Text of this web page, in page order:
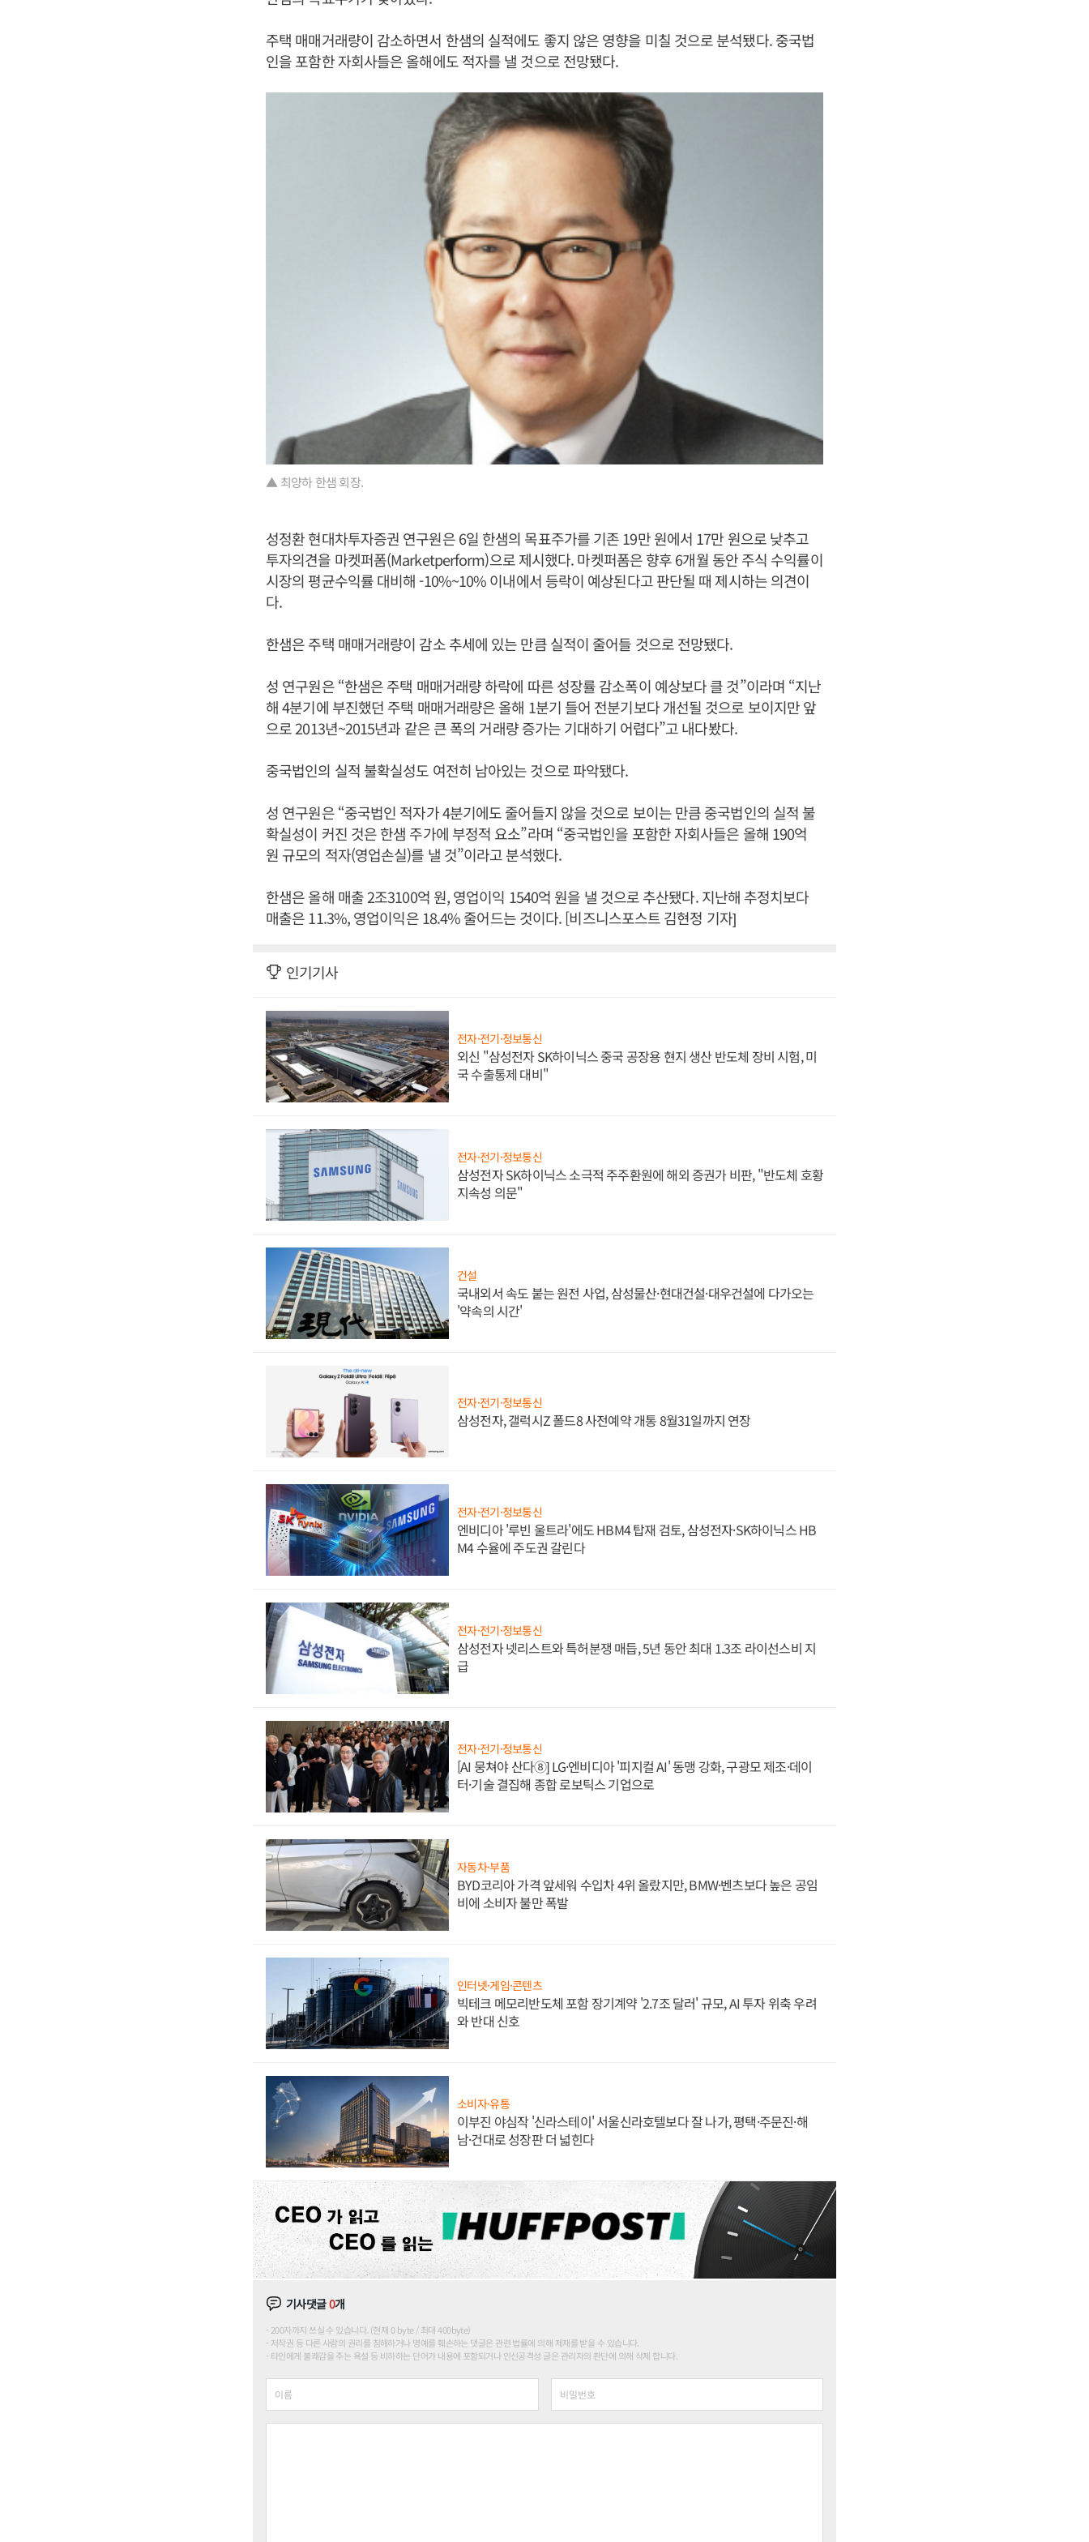
주택 매매거래량이 감소하면서 한샘의 실적에도 좋지 않은 영향을 미칠 것으로 분석됐다. 중국법
인을 포함한 자회사들은 올해에도 적자를 낼 것으로 전망됐다.
▲ 최양하 한샘 회장.
성정환 현대차투자증권 연구원은 6일 한샘의 목표주가를 기존 19만 원에서 17만 원으로 낮추고
투자의견을 마켓퍼폼(Marketperform)으로 제시했다. 마켓퍼폼은 향후 6개월 동안 주식 수익률이
시장의 평균수익률 대비해 -10%~10% 이내에서 등락이 예상된다고 판단될 때 제시하는 의견이
다.
한샘은 주택 매매거래량이 감소 추세에 있는 만큼 실적이 줄어들 것으로 전망됐다.
성 연구원은 “한샘은 주택 매매거래량 하락에 따른 성장률 감소폭이 예상보다 클 것”이라며 “지난
해 4분기에 부진했던 주택 매매거래량은 올해 1분기 들어 전분기보다 개선될 것으로 보이지만 앞
으로 2013년~2015년과 같은 큰 폭의 거래량 증가는 기대하기 어렵다”고 내다봤다.
중국법인의 실적 불확실성도 여전히 남아있는 것으로 파악됐다.
성 연구원은 “중국법인 적자가 4분기에도 줄어들지 않을 것으로 보이는 만큼 중국법인의 실적 불
확실성이 커진 것은 한샘 주가에 부정적 요소”라며 “중국법인을 포함한 자회사들은 올해 190억
원 규모의 적자(영업손실)를 낼 것”이라고 분석했다.
한샘은 올해 매출 2조3100억 원, 영업이익 1540억 원을 낼 것으로 추산됐다. 지난해 추정치보다
매출은 11.3%, 영업이익은 18.4% 줄어드는 것이다. [비즈니스포스트 김현정 기자]
인기기사
전자·전기·정보통신
외신 "삼성전자 SK하이닉스 중국 공장용 현지 생산 반도체 장비 시험, 미
국 수출통제 대비"
전자·전기·정보통신
삼성전자 SK하이닉스 소극적 주주환원에 해외 증권가 비판, "반도체 호황
지속성 의문"
건설
국내외서 속도 붙는 원전 사업, 삼성물산·현대건설·대우건설에 다가오는
'약속의 시간'
전자·전기·정보통신
삼성전자, 갤럭시Z 폴드8 사전예약 개통 8월31일까지 연장
전자·전기·정보통신
엔비디아 '루빈 울트라'에도 HBM4 탑재 검토, 삼성전자·SK하이닉스 HB
M4 수율에 주도권 갈린다
전자·전기·정보통신
삼성전자 넷리스트와 특허분쟁 매듭, 5년 동안 최대 1.3조 라이선스비 지
급
전자·전기·정보통신
[AI 뭉쳐야 산다⑧] LG·엔비디아 '피지컬 AI' 동맹 강화, 구광모 제조·데이
터·기술 결집해 종합 로보틱스 기업으로
자동차·부품
BYD코리아 가격 앞세워 수입차 4위 올랐지만, BMW·벤츠보다 높은 공임
비에 소비자 불만 폭발
인터넷·게임·콘텐츠
빅테크 메모리반도체 포함 장기계약 '2.7조 달러' 규모, AI 투자 위축 우려
와 반대 신호
소비자·유통
이부진 야심작 '신라스테이' 서울신라호텔보다 잘 나가, 평택·주문진·해
남·건대로 성장판 더 넓힌다
기사댓글0개
200자까지 쓰실 수 있습니다. (현재 0 byte / 최대 400byte)
저작권 등 다른 사람의 권리를 침해하거나 명예를 훼손하는 댓글은 관련 법률에 의해 제재를 받을 수 있습니다.
타인에게 불쾌감을 주는 욕설 등 비하하는 단어가 내용에 포함되거나 인신공격성 글은 관리자의 판단에 의해 삭제 합니다.